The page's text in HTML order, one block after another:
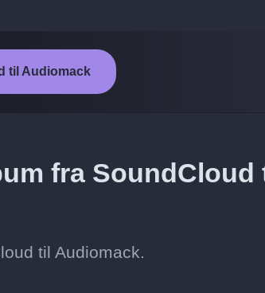
til Audiomack
fra SoundCloud
til Audiomack.